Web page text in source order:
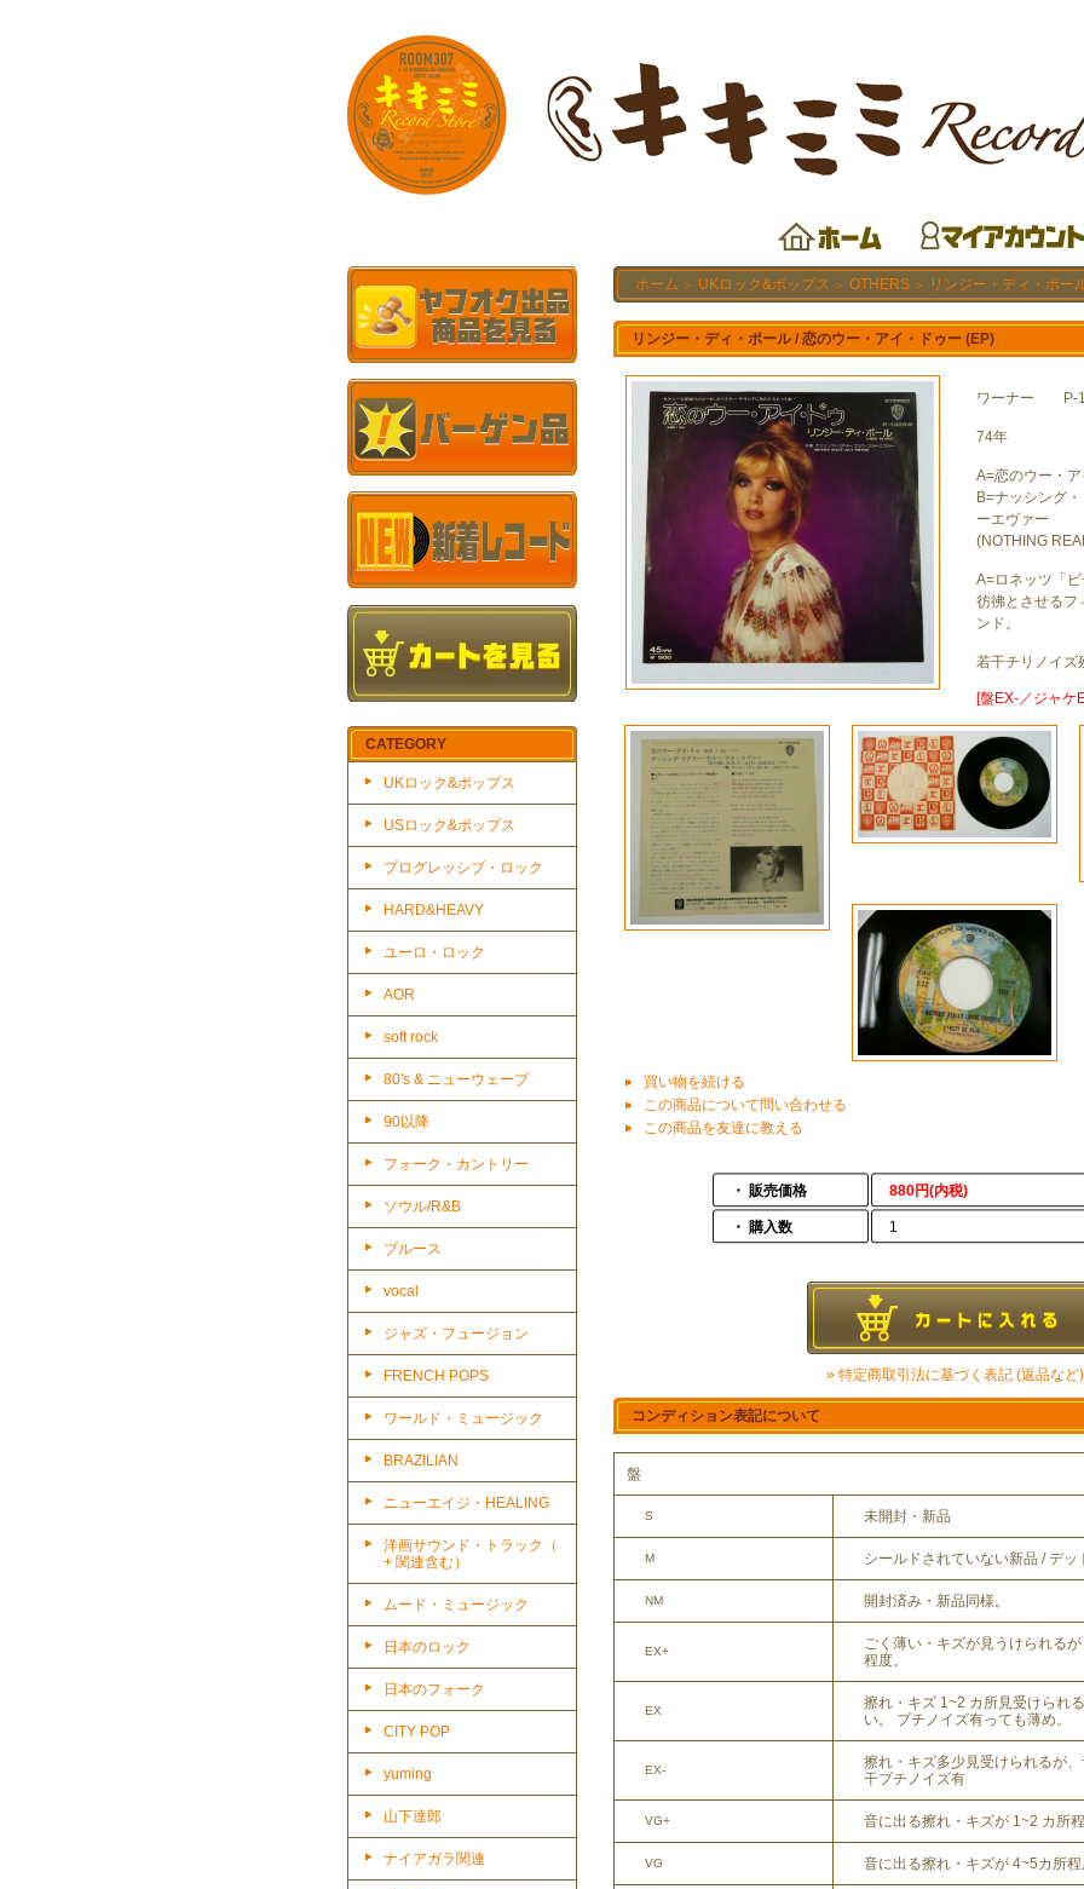
CATEGORY
UKロック&ポップス
USロック&ポップス
プログレッシブ・ロック
HARD&HEAVY
ユーロ・ロック
AOR
soft rock
80's & ニューウェーブ
90以降
フォーク・カントリー
ソウル/R&B
ブルース
vocal
ジャズ・フュージョン
FRENCH POPS
ワールド・ミュージック
BRAZILIAN
ニューエイジ・HEALING
洋画サウンド・トラック（
+ 関連含む）
ムード・ミュージック
日本のロック
日本のフォーク
CITY POP
yuming
山下達郎
ナイアガラ関連
ホーム ＞ UKロック&ポップス ＞ OTHERS ＞ リンジー・ディ・ポー
リンジー・ディ・ポール / 恋のウー・アイ・ドゥー (EP)
ワーナー P-
74年
A=恋のウー・
B=ナッシング
ーエヴァー
(NOTHING
A=ロネッツ「
彷彿とさせるフ
ンド。
若干チリノイズ
[盤EX-／ジャケ
買い物を続ける
この商品について問い合わせる
この商品を友達に教える
・ 販売価格 880円(内税)
・ 購入数 1
» 特定商取引法に基づく表記 (返品など)
コンディション表記について
盤
S 未開封・新品
M シールドされていない新品 / デッ
NM 開封済み・新品同様。
EX+
ごく薄い・キズが見うけられる
程度。
EX
擦れ・キズ 1~2 カ所見受けられ
い。 プチノイズ有っても薄め。
EX-
擦れ・キズ多少見受けられるが
干プチノイズ有
VG+ 音に出る擦れ・キズが 1~2 カ所程
VG 音に出る擦れ・キズが 4~5カ所程